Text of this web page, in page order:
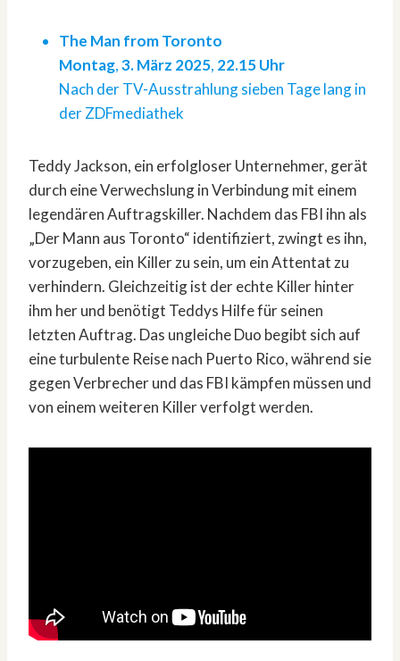
The Man from Toronto
Montag,3.März 2025, 22.15 Uhr
Nach der TV-Ausstrahlung sieben Tage lang in
der ZDFmediathek
Teddy Jackson, ein erfolgloser Unternehmer, gerät
durch eine Verwechslung in Verbindung mit einem
legendären Auftragskiller. Nachdem das FBI ihn als
„Der Mann aus Toronto“ identifiziert, zwingt es ihn,
vorzugeben, ein Killer zu sein, um ein Attentat zu
verhindern. Gleichzeitig ist der echte Killer hinter
ihm her und benötigt Teddys Hilfe für seinen
letzten Auftrag. Das ungleiche Duo begibt sich auf
eine turbulente Reise nach Puerto Rico, während sie
gegen Verbrecher und das FBI kämpfen müssen und
von einem weiteren Killer verfolgt werden.